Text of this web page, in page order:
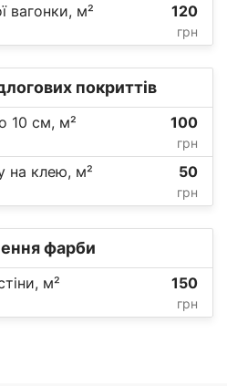
вагонки, м² 120
грн
покриттів
10 см, м² 100
грн
на клею, м² 50
грн
фарби
м² 150
грн